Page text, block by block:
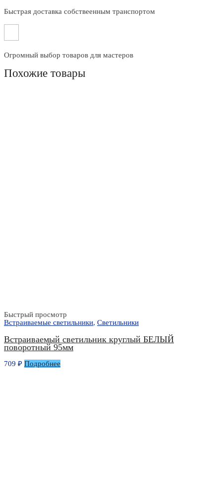
Быстрая доставка собствеенным транспортом
Огромный выбор товаров для мастеров
Похожие товары
Быстрый просмотр
Встраиваемые светильники, Светильники
Встраиваемый светильник круглый БЕЛЫЙ
поворотный 95мм
709 ₽ Подробнее